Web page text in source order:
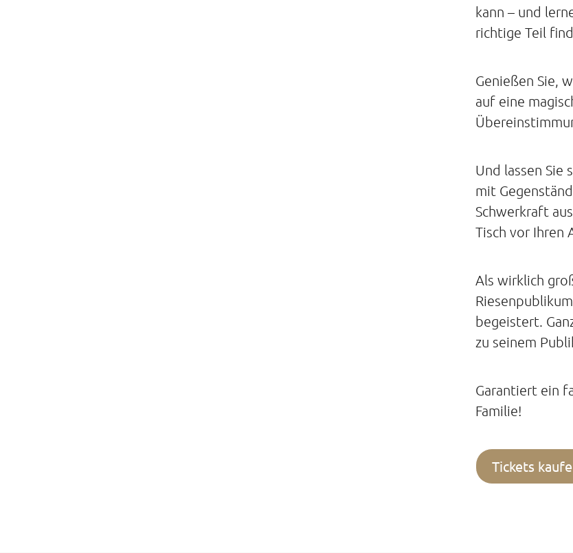
kann – und
richtige Teil
Genießen Sie,
auf eine
Und lassen Sie
mit
Schwerkraft
Tisch vor Ihren
Als wirklich
begeistert.
zu seinem
Garantiert ein
Familie!
Tickets